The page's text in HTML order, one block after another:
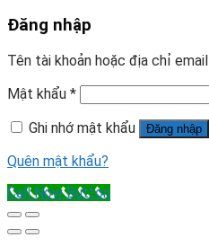
Đăng nhập
Tên tài khoản hoặc địa chỉ email
Mật khẩu *
Ghi nhớ mật khẩu
Đăng nhập
Quên mật khẩu?
Call Now Button